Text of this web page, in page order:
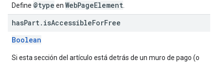
Define @type en WebPageElement
hasPart. isAccessibleForFree
Boolean
Si esta sección del artículo está detrás de un muro de pago (o